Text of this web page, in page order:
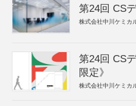
第24回 CS
株式会社中川ケミカ
第24回 CS
限定》
株式会社中川ケミカ